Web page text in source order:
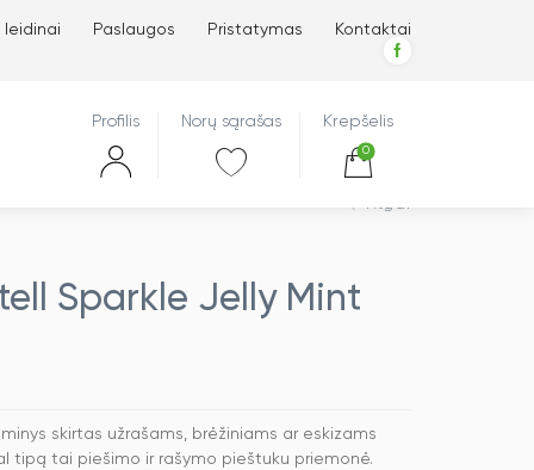
leidinai Paslaugos Pristatymas Kontaktai
Profilis Norų sąrašas Krepšelis
0
Atgal
Sparkle Jelly Mint
skirtas užrašams, brėžiniams ar eskizams
tipą tai piešimo ir rašymo pieštuku priemonė.